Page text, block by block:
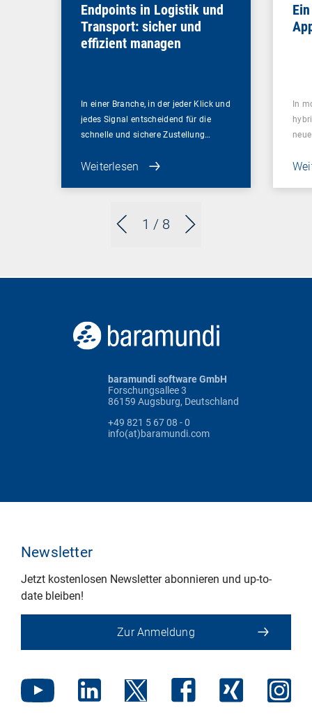
1 / 8
Endpoints in Logistik und
Transport: sicher und
effizient managen
In einer Branche, in der jeder Klick und
jedes Signal entscheidend für die
schnelle und sichere Zustellung…
Weiterlesen
In
baramundi software GmbH
Forschungsallee 3
86159 Augsburg, Deutschland
+49 821 5 67 08 - 0
info(at)baramundi.com
Newsletter
Jetzt kostenlosen Newsletter abonnieren und up-to-
date bleiben!
Zur Anmeldung